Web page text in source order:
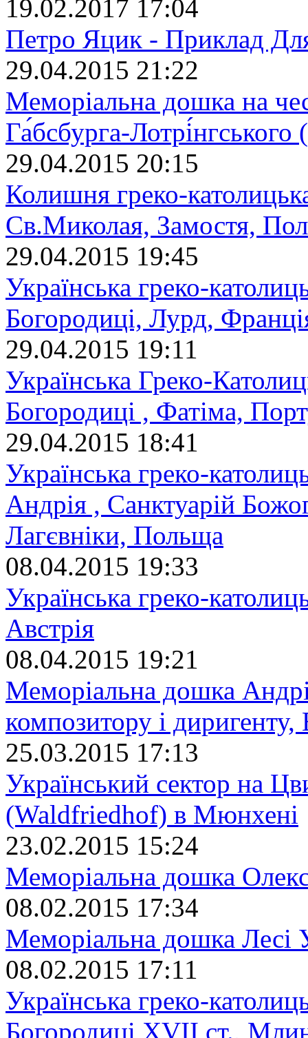
19.02.2017 17:04
Петро Яцик - Приклад
29.04.2015 21:22
Меморіальна дошка на
Га́бсбурга-
29.04.2015 20:15
Колишня греко-
Св.Миколая, Замостя,
29.04.2015 19:45
Українська греко-
Богородиці, Лурд,
29.04.2015 19:11
Українська Греко-
Богородиці , Фатіма,
29.04.2015 18:41
Українська греко-
Андрія , Санктуарій
Лагєвніки, Польща
08.04.2015 19:33
Українська греко-
Австрія
08.04.2015 19:21
Меморіальна дошка
композитору і диригенту,
25.03.2015 17:13
Український сектор на
(Waldfriedhof) в Мюнхені
23.02.2015 15:24
Меморіальна дошка
08.02.2015 17:34
Меморіальна дошка Лесі
08.02.2015 17:11
Українська греко-
Богородиці XVII ст.,